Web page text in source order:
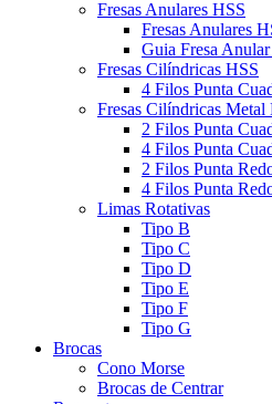
Fresas Anulares HSS
Fresas Anulares
Guia Fresa
Fresas Cilíndricas HSS
4 Filos Punta
Fresas Cilíndricas Metal
2 Filos Punta
4 Filos Punta
2 Filos Punta
4 Filos Punta
Limas Rotativas
Tipo B
Tipo C
Tipo D
Tipo E
Tipo F
Tipo G
Brocas
Cono Morse
Brocas de Centrar